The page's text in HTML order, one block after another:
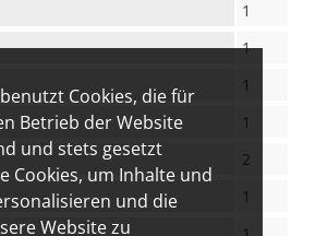
Cookies, die für
Betrieb der Website
und stets gesetzt
Cookies, um Inhalte und
und die
Website zu
1
1
1
1
2
1